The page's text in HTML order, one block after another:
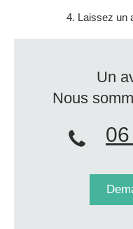
4. Laissez un
Un
Nous